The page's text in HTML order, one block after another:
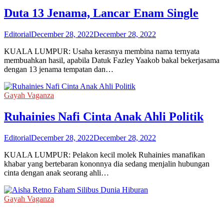
Duta 13 Jenama, Lancar Enam Single
EditorialDecember 28, 2022December 28, 2022
KUALA LUMPUR: Usaha kerasnya membina nama ternyata
membuahkan hasil, apabila Datuk Fazley Yaakob bakal bekerjasama
dengan 13 jenama tempatan dan…
Gayah Vaganza
Ruhainies Nafi Cinta Anak Ahli Politik
EditorialDecember 28, 2022December 28, 2022
KUALA LUMPUR: Pelakon kecil molek Ruhainies manafikan
khabar yang bertebaran kononnya dia sedang menjalin hubungan
cinta dengan anak seorang ahli…
Gayah Vaganza